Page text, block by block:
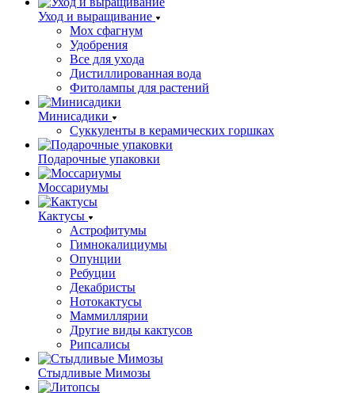
Уход и выращивание
Мох сфагнум
Удобрения
Все для ухода
Дистиллированная вода
Фитолампы для растений
Минисадики
Суккуленты в керамических горшках
Подарочные упаковки
Моссариумы
Кактусы
Астрофитумы
Гимнокалициумы
Опунции
Ребуции
Декабристы
Нотокактусы
Маммиллярии
Другие виды кактусов
Рипсалисы
Стыдливые Мимозы